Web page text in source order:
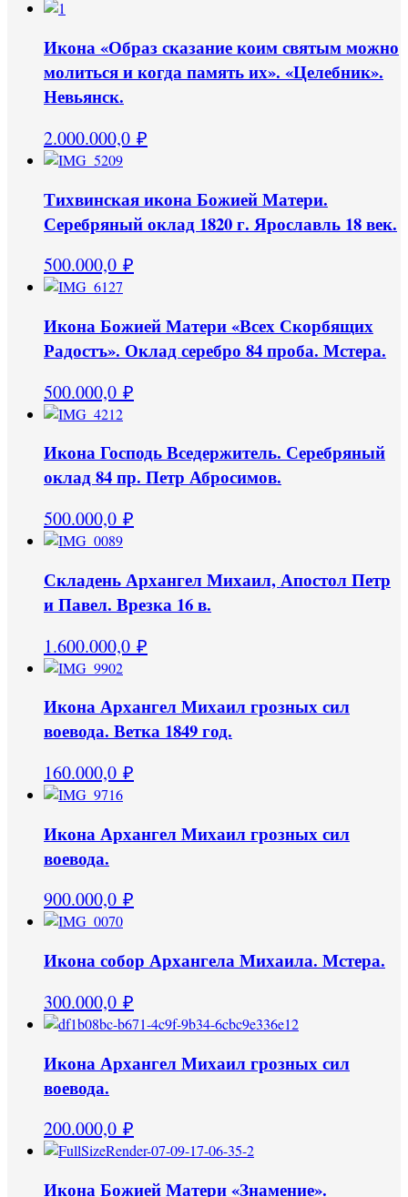
Икона «Образ сказание коим святым можно
молиться и когда память их». «Целебник».
Невьянск.
2.000.000,0 ₽
Тихвинская икона Божией Матери.
Серебряный оклад 1820 г. Ярославль 18 век.
500.000,0 ₽
Икона Божией Матери «Всех Скорбящих
Радостъ». Оклад серебро 84 проба. Мстера.
500.000,0 ₽
Икона Господь Вседержитель. Серебряный
оклад 84 пр. Петр Абросимов.
500.000,0 ₽
Складень Архангел Михаил, Апостол Петр
и Павел. Врезка 16 в.
1.600.000,0 ₽
Икона Архангел Михаил грозных сил
воевода. Ветка 1849 год.
160.000,0 ₽
Икона Архангел Михаил грозных сил
воевода.
900.000,0 ₽
Икона собор Архангела Михаила. Мстера.
300.000,0 ₽
Икона Архангел Михаил грозных сил
воевода.
200.000,0 ₽
Икона Божией Матери «Знамение».